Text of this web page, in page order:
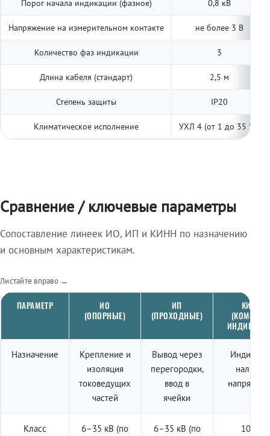
Порог начала индикации (фазное) 0,8 кВ
Напряжение на измерительном контакте не более 3 В
Количество фаз индикации 3
Длина кабеля (стандарт) 2,5 м
Степень защиты IP20
Климатическое исполнение УХЛ 4 (от 1 до 35 °С)
Сравнение / ключевые параметры
Сопоставление линеек ИО, ИП и КИНН по назначению
и основным характеристикам.
Листайте вправо →
ПАРАМЕТР
ИО
(ОПОРНЫЕ)
ИП
(ПРОХОДНЫЕ)
КИНН
Назначение
Крепление и
изоляция
токоведущих
частей
Вывод через
перегородки,
ввод в
ячейки
наличия
Класс
6–35 кВ (по
6–35 кВ (по
10 кВ